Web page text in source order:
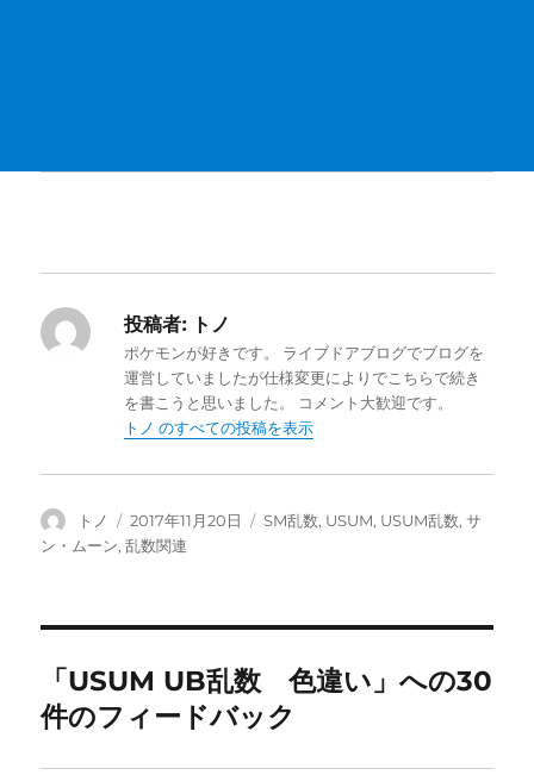
投稿者: トノ
ポケモンが好きです。 ライブドアブログでブログを
運営していましたが仕様変更によりでこちらで続き
を書こうと思いました。 コメント大歓迎です。
トノ のすべての投稿を表示
投
稿
トノ
投
稿
2017年11月20日
カ
SM乱数, USUM, USUM乱数,サ
ン・ムーン,乱数関連
「USUM UB乱数 色違い」への30
件のフィードバック